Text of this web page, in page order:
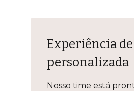
Experiência
personalizada
Nosso time está